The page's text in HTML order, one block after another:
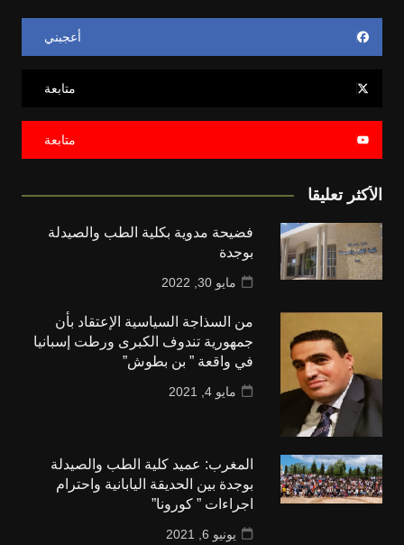
أعجبني
متابعة
متابعة
الأكثر تعليقا
فضيحة مدوية بكلية الطب والصيدلة
بوجدة
مايو 30, 2022
من السذاجة السياسية الإعتقاد بأن
جمهورية تندوف الكبرى ورطت إسبانيا
في واقعة ” بن بطوش”
مايو 4, 2021
المغرب: عميد كلية الطب والصيدلة
بوجدة بين الحديقة اليابانية واحترام
اجراءات ” كورونا”
يونيو 6, 2021